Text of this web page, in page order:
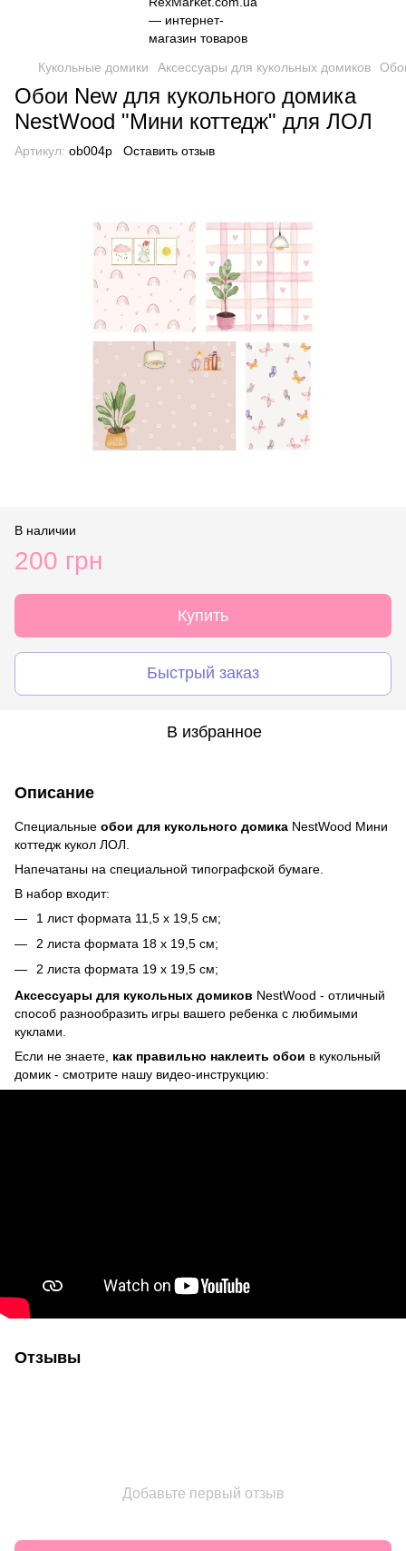
Кукольные домики Аксессуары для кукольных домиков
Обои New для кукольного домика
NestWood "Мини коттедж" для ЛОЛ
Артикул: ob004p Оставить отзыв
В наличии
200 грн
Купить
Быстрый заказ
В избранное
Описание
Специальные обои для кукольного домика NestWood Мини
коттедж кукол ЛОЛ.
Напечатаны на специальной типографской бумаге.
В набор входит:
1 лист формата 11,5 х 19,5 см;
2 листа формата 18 х 19,5 см;
2 листа формата 19 х 19,5 см;
Аксессуары для кукольных домиков NestWood - отличный
способ разнообразить игры вашего ребенка с любимыми
куклами.
Если не знаете, как правильно наклеить обои в кукольный
домик - смотрите нашу видео-инструкцию:
Отзывы
Добавьте первый отзыв